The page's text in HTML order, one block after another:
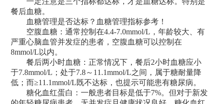
餐后血糖。
血糖管理是否达标？血糖管理指标参考！
空腹血糖：通常控制在4.4-7.0mmol/L，年龄较大、有
严重心脑血管并发症的患者，空腹血糖可以控制在
8mmol/L以内。
餐后两小时血糖：正常情况下，餐后2小时血糖应小
于7.8mmol/L；处于7.8～11.1mmol/L之间，属于糖耐量降
低；而≥11.1mmol/L既不达标，也提示可能患有糖尿病。
糖化血红蛋白：一般患者目标是低于7%。但对于新发